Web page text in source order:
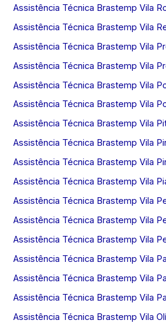
Assistência Técnica Brastemp Vila
Assistência Técnica Brastemp Vila
Assistência Técnica Brastemp Vila
Assistência Técnica Brastemp Vila
Assistência Técnica Brastemp Vila
Assistência Técnica Brastemp Vila
Assistência Técnica Brastemp Vila
Assistência Técnica Brastemp Vila
Assistência Técnica Brastemp Vila
Assistência Técnica Brastemp Vila
Assistência Técnica Brastemp Vila
Assistência Técnica Brastemp Vila
Assistência Técnica Brastemp Vila
Assistência Técnica Brastemp Vila
Assistência Técnica Brastemp Vila
Assistência Técnica Brastemp Vila
Assistência Técnica Brastemp Vila